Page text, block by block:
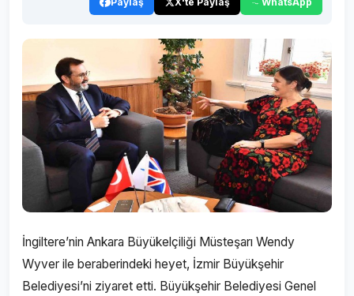
İngiltere’nin Ankara Büyükelçiliği Müsteşarı Wendy
Wyver ile beraberindeki heyet, İzmir Büyükşehir
Belediyesi’ni ziyaret etti. Büyükşehir Belediyesi Genel